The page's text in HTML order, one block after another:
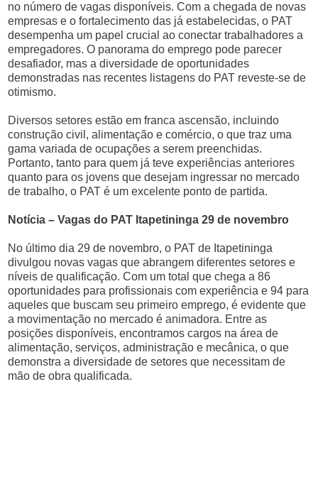
no número de vagas disponíveis. Com a chegada de novas
empresas e o fortalecimento das já estabelecidas, o PAT
desempenha um papel crucial ao conectar trabalhadores a
empregadores. O panorama do emprego pode parecer
desafiador, mas a diversidade de oportunidades
demonstradas nas recentes listagens do PAT reveste-se de
otimismo.
Diversos setores estão em franca ascensão, incluindo
construção civil, alimentação e comércio, o que traz uma
gama variada de ocupações a serem preenchidas.
Portanto, tanto para quem já teve experiências anteriores
quanto para os jovens que desejam ingressar no mercado
de trabalho, o PAT é um excelente ponto de partida.
Notícia – Vagas do PAT Itapetininga 29 de novembro
No último dia 29 de novembro, o PAT de Itapetininga
divulgou novas vagas que abrangem diferentes setores e
níveis de qualificação. Com um total que chega a 86
oportunidades para profissionais com experiência e 94 para
aqueles que buscam seu primeiro emprego, é evidente que
a movimentação no mercado é animadora. Entre as
posições disponíveis, encontramos cargos na área de
alimentação, serviços, administração e mecânica, o que
demonstra a diversidade de setores que necessitam de
mão de obra qualificada.